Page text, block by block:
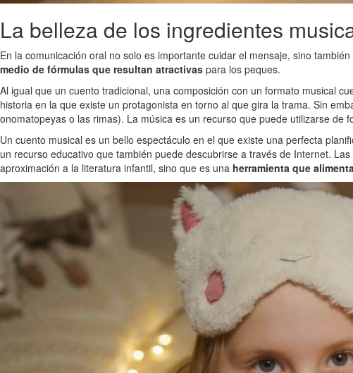
La belleza de los ingredientes
En la comunicación oral no solo es importante cuidar el mensaje, sino
medio de fórmulas que resultan atractivas para los peques.
Al igual que un cuento tradicional, una composición con un formato musical
historia en la que existe un protagonista en torno al que gira la trama. Sin
onomatopeyas o las rimas). La música es un recurso que puede utilizarse
Un cuento musical es un bello espectáculo en el que existe una perfecta
un recurso educativo que también puede descubrirse a través de Internet.
aproximación a la literatura infantil, sino que es una herramienta que